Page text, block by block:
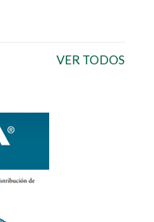
VER TODOS